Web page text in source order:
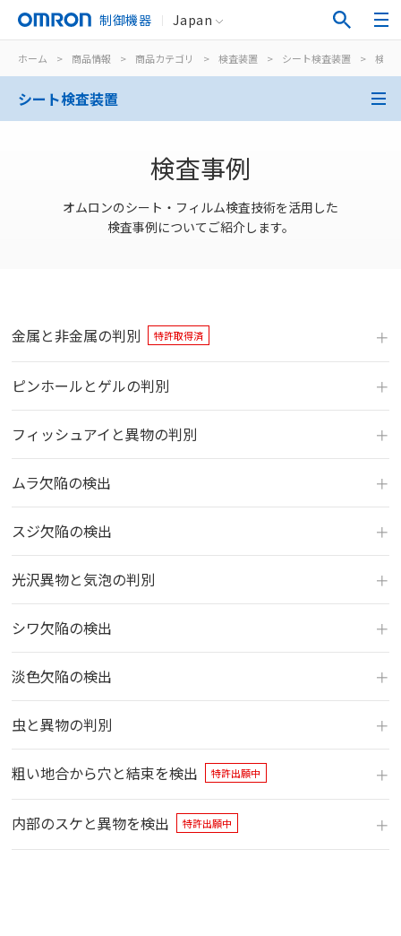
制御機器 Japan
ホーム > 商品情報 > 商品カテゴリ > 検査装置 > シート検査装置 > 検査
シート検査装置
検査事例
オムロンのシート・フィルム検査技術を活用した
検査事例についてご紹介します。
⾦属と⾮⾦属の判別 特許取得済
ピンホールとゲルの判別
フィッシュアイと異物の判別
ムラ欠陥の検出
スジ欠陥の検出
光沢異物と気泡の判別
シワ欠陥の検出
淡色欠陥の検出
虫と異物の判別
粗い地合から穴と結束を検出 特許出願中
内部のスケと異物を検出 特許出願中